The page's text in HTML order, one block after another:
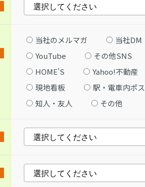
当社のメルマガ 当社DM
YouTube
その他SNS
HOME'S
Yahoo!不動産
現地看板
駅・電車内ポ
知人・友人
その他